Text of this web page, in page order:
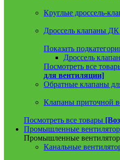
Круглые дроссель-
Дроссель клапаны ДК
Показать
Дроссель
Посмотреть все
для вентиляции]
Обратные клапаны
Клапаны приточной
Посмотреть все товары
Промышленные
Промышленные
Канальные